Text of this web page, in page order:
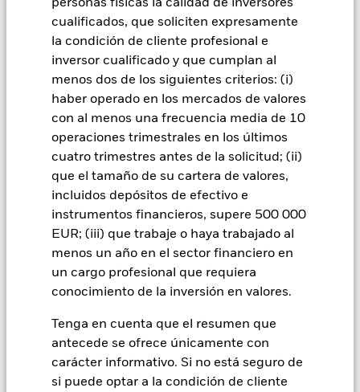
personas físicas la calidad de inversores
cualificados, que soliciten expresamente
la condición de cliente profesional e
inversor cualificado y que cumplan al
menos dos de los siguientes criterios: (i)
haber operado en los mercados de valores
con al menos una frecuencia media de 10
operaciones trimestrales en los últimos
cuatro trimestres antes de la solicitud; (ii)
que el tamaño de su cartera de valores,
incluidos depósitos de efectivo e
instrumentos financieros, supere 500 000
EUR; (iii) que trabaje o haya trabajado al
menos un año en el sector financiero en
un cargo profesional que requiera
conocimiento de la inversión en valores.
Tenga en cuenta que el resumen que
antecede se ofrece únicamente con
carácter informativo. Si no está seguro de
si puede optar a la condición de cliente
con mejor calificación. Las rebajas de la calificación de
solvencia potenciales o reales pueden incrementar el nivel de
riesgo. El riesgo de inversión se concentra en ciertos
mercados, países, divisas o empresas. Ello significa que el
Fondo es más sensible a cualquier hecho localizado, ya sea
económico, de mercado, político, relacionado con la
sostenibilidad o normativo. El valor de los títulos de renta
variable y los asimilados a acciones se puede ver afectado por
los movimientos diarios del mercado bursátil. Entre otros
factores que influyen están los acontecimientos políticos, las
noticias económicas, beneficios empresariales y los hechos
societarios de importancia. El Fondo pretende excluir a las
empresas que participen en determinadas actividades
incompatibles con los criterios ESG. Por consiguiente, los
inversores deberán realizar una evaluación ética personal del
filtro ESG del Fondo antes de invertir en este. Este filtro ESG
podría afectar negativamente al valor de las inversiones del
Fondo si se compara con un fondo sin dicho filtro.
Todas las clases de acciones con cobertura de divisas de este
uso de derivados para una clase de acciones podría conllevar
un posible riesgo de contagio (también denominado «spill-
over») a otras clases de acciones del fondo. La sociedad
gestora del fondo se asegurará de que se dispone de los